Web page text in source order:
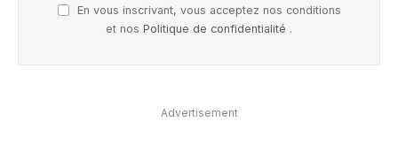
En vous inscrivant, vous acceptez nos conditions
et nos Politique de confidentialité .
Advertisement